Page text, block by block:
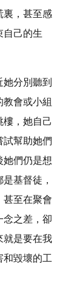
裏，甚至感
自己的生
她分別聽到
會或小組
，她自己
試幫助她們
她們仍是想
基督徒，
甚至在聚會
念之差，卻
就是要在我
和毀壞的工